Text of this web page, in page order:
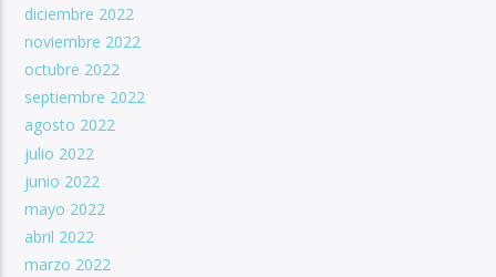
diciembre 2022
noviembre 2022
octubre 2022
septiembre 2022
agosto 2022
julio 2022
junio 2022
mayo 2022
abril 2022
marzo 2022